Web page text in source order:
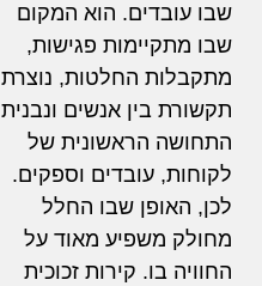
שבו עובדים. הוא המקום
שבו מתקיימות פגישות,
מתקבלות החלטות, נוצרת
תקשורת בין אנשים ונבנית
התחושה הראשונית של
לקוחות, עובדים וספקים.
לכן, האופן שבו החלל
מחולק משפיע מאוד על
החוויה בו. קירות זכוכית